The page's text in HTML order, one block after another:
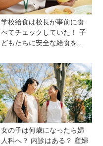
学校給食は校長が事前に食
べてチェックしていた！ 子
どもたちに安全な給食を届
た「検食」の現場を取材
女の子は何歳になったら婦
人科へ？ 内診はある？ 産婦